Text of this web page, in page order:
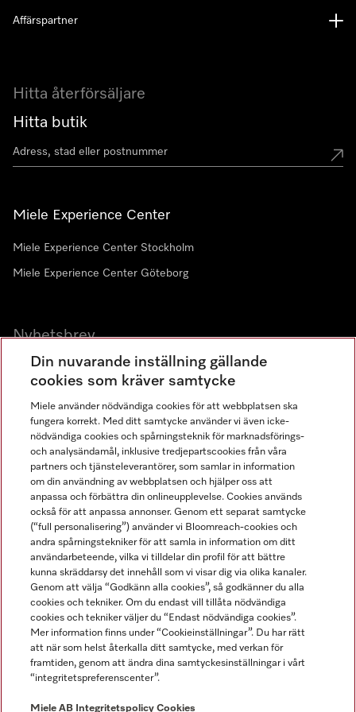
Hitta återförsäljare
Hitta butik
Miele Experience Center
Miele Experience Center Stockholm
Miele Experience Center Göteborg
Nyhetsbrev
Gå med i vår gemenskap
Affärspartner
Miele AB
Allmänna villkor
Användarvillkor
Miele tillgänglighetsförklaring
Lagen om digitala tjänster
Miele på LinkedIn
Miele på Facebook
Miele på Instagram
Miele på Youtube
Din nuvarande inställning gällande
cookies som kräver samtycke
Miele använder nödvändiga cookies för att webbplatsen ska
fungera korrekt. Med ditt samtycke använder vi även icke-
nödvändiga cookies och spårningsteknik för marknadsförings-
och analysändamål, inklusive tredjepartscookies från våra
partners och tjänsteleverantörer, som samlar in information
om din användning av webbplatsen och hjälper oss att
anpassa och förbättra din onlineupplevelse. Cookies används
också för att anpassa annonser. Genom ett separat samtycke
(“full personalisering”) använder vi Bloomreach-cookies och
andra spårningstekniker för att samla in information om ditt
användarbeteende, vilka vi tilldelar din profil för att bättre
kunna skräddarsy det innehåll som vi visar dig via olika kanaler.
Genom att välja “Godkänn alla cookies”, så godkänner du alla
cookies och tekniker. Om du endast vill tillåta nödvändiga
cookies och tekniker väljer du “Endast nödvändiga cookies”.
Mer information finns under “Cookieinställningar”. Du har rätt
att när som helst återkalla ditt samtycke, med verkan för
framtiden, genom att ändra dina samtyckesinställningar i vårt
“integritetspreferenscenter”.
Miele AB Integritetspolicy Cookies